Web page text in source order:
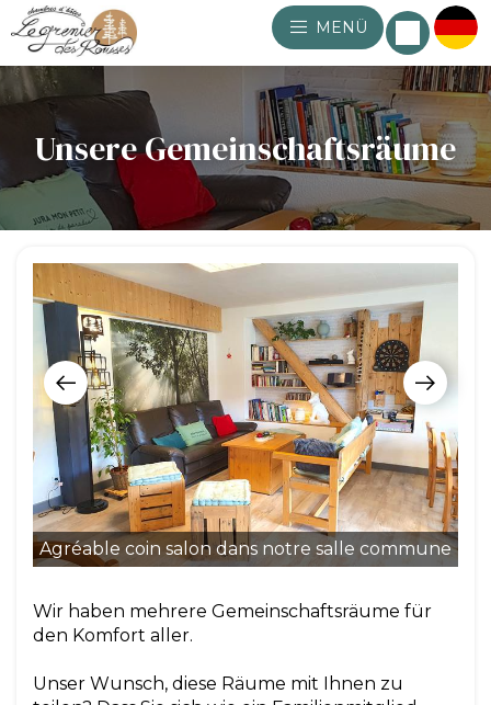
MENÜ
Unsere Gemeinschaftsräume
Agréable coin salon dans notre salle commune
Wir haben mehrere Gemeinschaftsräume für
den Komfort aller.
Unser Wunsch, diese Räume mit Ihnen zu